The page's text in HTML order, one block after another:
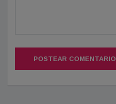
POSTEAR COMENTARIO